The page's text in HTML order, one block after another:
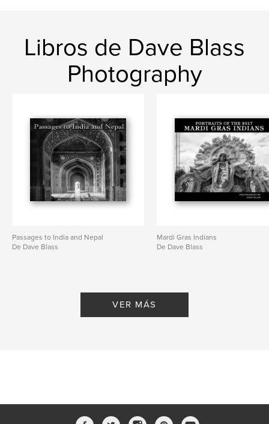
Libros de Dave Blass
Photography
Passages to India and Nepal
De Dave Blass
Mardi Gras Indians
De Dave Blass
VER MÁS